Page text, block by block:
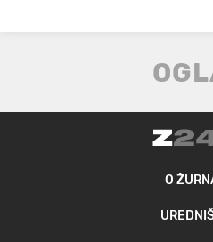
O